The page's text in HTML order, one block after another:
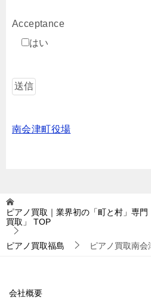
Acceptance
はい
南会津町役場
ピアノ買取｜業界初の「町と村」専
買取」
TOP
ピアノ買取福島 ピアノ買取南
会社概要